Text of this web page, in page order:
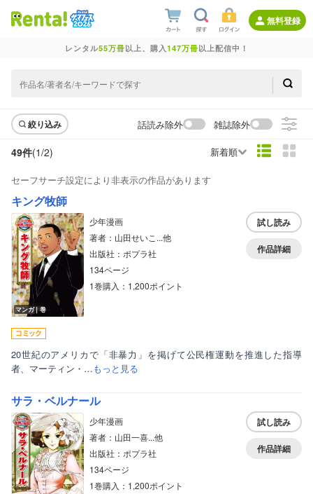
無料登録
レンタル55万冊以上、購入147万冊以上配信中！
絞り込み 話読み除外 雑誌除外
49件(1/2) 新着順
セーフサーチ設定により非表示の作品があります
キング牧師
マンガ｜巻
少年漫画
著者：山田せいこ...他
出版社：ポプラ社
134ページ
1巻購入：1,200ポイント
試し読み
作品詳細
20世紀のアメリカで「非暴力」を掲げて公民権運動を推進した指導
者、マーティン・…もっと見る
サラ・ベルナール
少年漫画
著者：山田一喜...他
出版社：ポプラ社
134ページ
1巻購入：1,200ポイント
試し読み
作品詳細